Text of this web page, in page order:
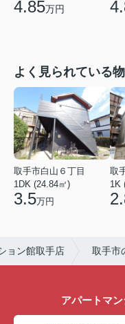
4.85万円
よく見られている
取手市白山６丁目
1DK (24.84㎡)
3.5万円
取
1K
ョン館取手店 取手市
アパートマ